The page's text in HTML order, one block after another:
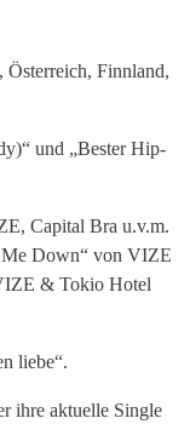
Österreich, Finnland,
und „Bester Hip-
Capital Bra u.v.m.
Me Down“ von VIZE
& Tokio Hotel
liebe“.
ihre aktuelle Single